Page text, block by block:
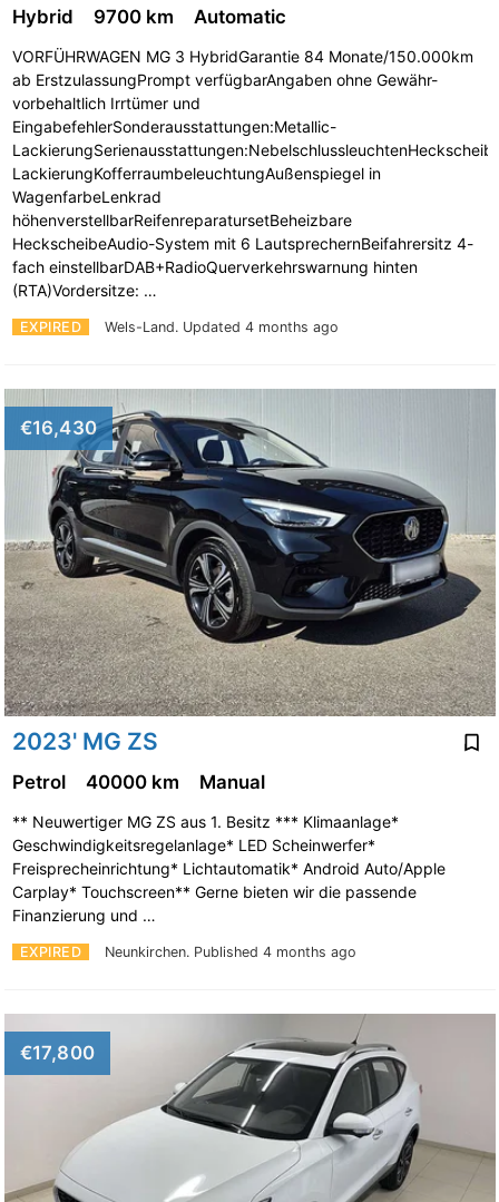
EXPIRED Wels-Land. Updated 4 months ago
Hybrid 9700 km Automatic
VORFÜHRWAGEN MG 3 HybridGarantie 84 Monate/150.000km
ab ErstzulassungPrompt verfügbarAngaben ohne Gewähr-
vorbehaltlich Irrtümer und
EingabefehlerSonderausstattungen:Metallic-
LackierungKofferraumbeleuchtungAußenspiegel in
WagenfarbeLenkrad
höhenverstellbarReifenreparatursetBeheizbare
HeckscheibeAudio-System mit 6 LautsprechernBeifahrersitz 4-
fach einstellbarDAB+RadioQuerverkehrswarnung hinten
(RTA)Vordersitze: …
€16,430
2023' MG ZS
EXPIRED Neunkirchen. Published 4 months ago
Petrol 40000 km Manual
** Neuwertiger MG ZS aus 1. Besitz *** Klimaanlage*
Geschwindigkeitsregelanlage* LED Scheinwerfer*
Freisprecheinrichtung* Lichtautomatik* Android Auto/Apple
Carplay* Touchscreen** Gerne bieten wir die passende
Finanzierung und …
€17,800